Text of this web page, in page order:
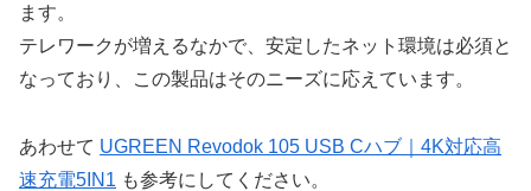
ます。
テレワークが増えるなかで、安定したネット環境は必須と
なっており、この製品はそのニーズに応えています。
あわせて UGREEN Revodok 105 USB Cハブ｜4K対応高
速充電5IN1 も参考にしてください。